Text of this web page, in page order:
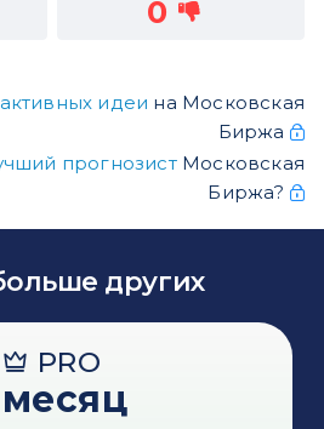
0
идеи на Московская
Биржа
прогнозистМосковская
Биржа?
других
PRO
месяц